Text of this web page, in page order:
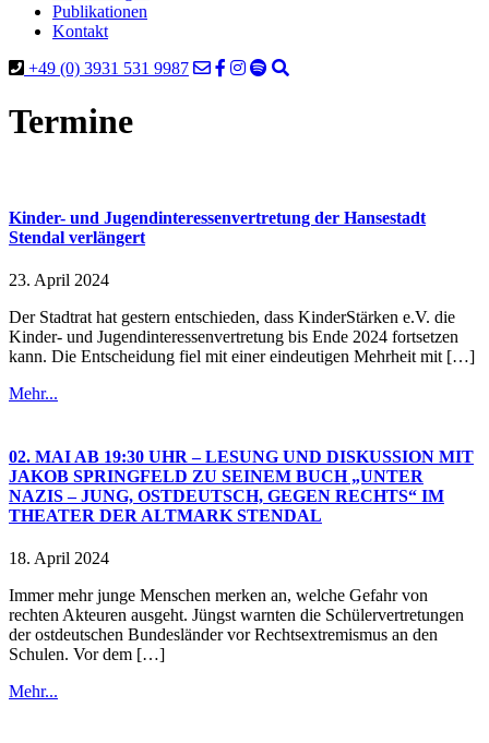
Publikationen
Kontakt
+49 (0) 3931 531 9987
Termine
Kinder- und Jugendinteressenvertretung der Hansestadt
Stendal verlängert
23. April 2024
Der Stadtrat hat gestern entschieden, dass KinderStärken e.V. die
Kinder- und Jugendinteressenvertretung bis Ende 2024 fortsetzen
kann. Die Entscheidung fiel mit einer eindeutigen Mehrheit mit […]
Mehr...
02. MAI AB 19:30 UHR – LESUNG UND DISKUSSION MIT
JAKOB SPRINGFELD ZU SEINEM BUCH „UNTER
NAZIS – JUNG, OSTDEUTSCH, GEGEN RECHTS“ IM
THEATER DER ALTMARK STENDAL
18. April 2024
Immer mehr junge Menschen merken an, welche Gefahr von
rechten Akteuren ausgeht. Jüngst warnten die Schülervertretungen
der ostdeutschen Bundesländer vor Rechtsextremismus an den
Schulen. Vor dem […]
Mehr...